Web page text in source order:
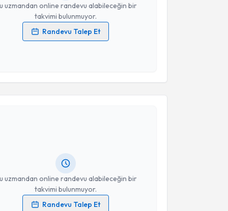
uzmandan online randevu alabileceğin bir
takvimi bulunmuyor.
Randevu Talep Et
verilerimin işlenmesine ilişkinAydınlatma Metni
Takvim Talebini Gönder
uzmandan online randevu alabileceğin bir
takvimi bulunmuyor.
Randevu Talep Et